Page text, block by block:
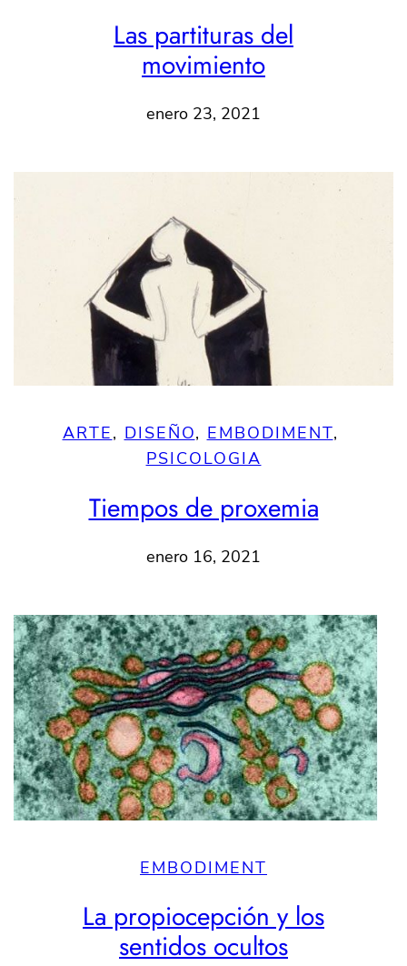
Las partituras del
movimiento
enero 23, 2021
ARTE, DISEÑO, EMBODIMENT
PSICOLOGIA
Tiempos de proxemia
enero 16, 2021
EMBODIMENT
La propiocepción y los
sentidos ocultos